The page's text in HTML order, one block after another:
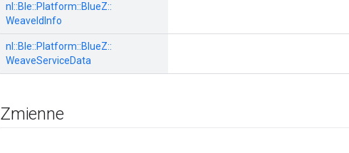
nl::Ble::Platform::BlueZ::
WeaveIdInfo
nl::Ble::Platform::BlueZ::
WeaveServiceData
Zmienne